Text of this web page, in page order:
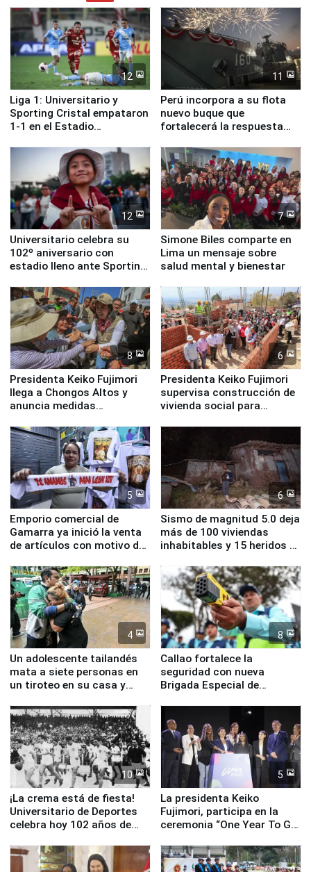
12
Liga 1: Universitario y
Sporting Cristal empataron
1-1 en el Estadio
11
Perú incorpora a su flota
nuevo buque que
fortalecerá la respuesta
12
Universitario celebra su
102º aniversario con
estadio lleno ante Sporting
7
Simone Biles comparte en
Lima un mensaje sobre
salud mental y bienestar
8
Presidenta Keiko Fujimori
llega a Chongos Altos y
anuncia medidas
educación, salud y empleo
6
Presidenta Keiko Fujimori
supervisa construcción de
vivienda social para
5
Emporio comercial de
Gamarra ya inició la venta
de artículos con motivo de
6
Sismo de magnitud 5.0 deja
más de 100 viviendas
inhabitables y 15 heridos en
4
Un adolescente tailandés
mata a siete personas en
un tiroteo en su casa y
8
Callao fortalece la
seguridad con nueva
Brigada Especial de
equipamiento para
Serenazgo
10
¡La crema está de fiesta!
Universitario de Deportes
celebra hoy 102 años de
5
La presidenta Keiko
Fujimori, participa en la
ceremonia “One Year To Go